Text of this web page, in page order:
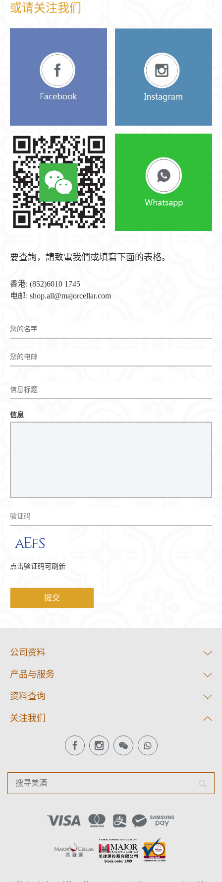
或请关注我们
要查詢，請致電我們或填寫下面的表格。
香港: (852)6010 1745
电邮: shop.all@majorcellar.com
信息
点击验证码可刷新
公司资料
产品与服务
资料查询
关注我们